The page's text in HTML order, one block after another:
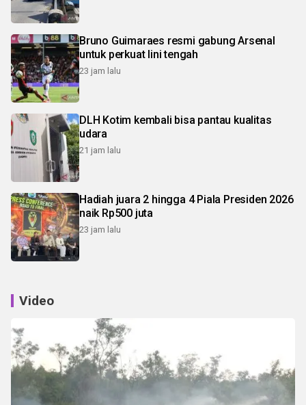
Bruno Guimaraes resmi gabung Arsenal
untuk perkuat lini tengah
23 jam lalu
DLH Kotim kembali bisa pantau kualitas
udara
21 jam lalu
Hadiah juara 2 hingga 4 Piala Presiden 2026
naik Rp500 juta
23 jam lalu
Video